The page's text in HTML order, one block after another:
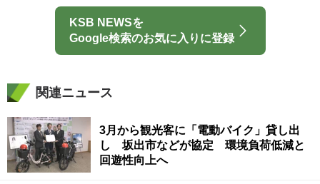
KSB NEWSを
Google検索のお気に入りに登録
関連ニュース
3月から観光客に「電動バイク」貸し出
し 坂出市などが協定 環境負荷低減と
回遊性向上へ